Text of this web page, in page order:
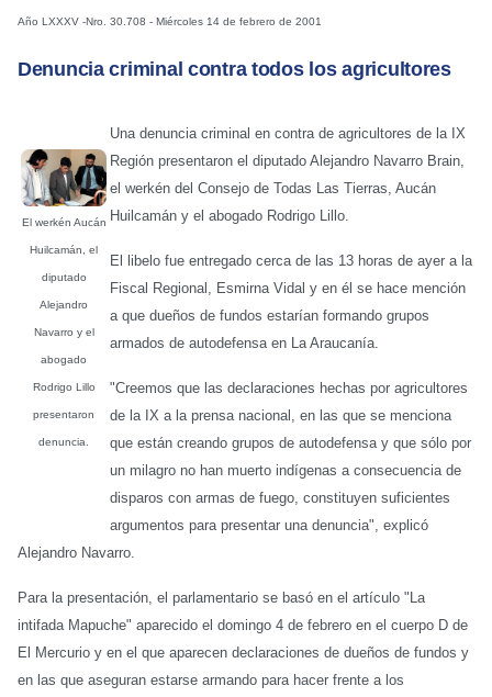
Año LXXXV -Nro. 30.708 - Miércoles 14 de febrero de 2001
Denuncia criminal contra todos los agricultores
El werkén Aucán
Huilcamán, el
diputado
Alejandro
Navarro y el
abogado
Rodrigo Lillo
presentaron
denuncia.
Una denuncia criminal en contra de agricultores de la IX
Región presentaron el diputado Alejandro Navarro Brain,
el werkén del Consejo de Todas Las Tierras, Aucán
Huilcamán y el abogado Rodrigo Lillo.
El libelo fue entregado cerca de las 13 horas de ayer a la
Fiscal Regional, Esmirna Vidal y en él se hace mención
a que dueños de fundos estarían formando grupos
armados de autodefensa en La Araucanía.
"Creemos que las declaraciones hechas por agricultores
de la IX a la prensa nacional, en las que se menciona
que están creando grupos de autodefensa y que sólo por
un milagro no han muerto indígenas a consecuencia de
disparos con armas de fuego, constituyen suficientes
argumentos para presentar una denuncia", explicó
Alejandro Navarro.
Para la presentación, el parlamentario se basó en el artículo "La
intifada Mapuche" aparecido el domingo 4 de febrero en el cuerpo D de
El Mercurio y en el que aparecen declaraciones de dueños de fundos y
en las que aseguran estarse armando para hacer frente a los